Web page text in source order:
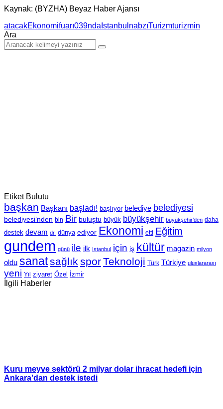
Kaynak: (BYZHA) Beyaz Haber Ajansı
atacakEkonomifuarı039nda Istanbul nabzıTurizmturizmin
Ara
Etiket Bulutu
başkan Başkanı başladı! başlıyor belediye belediyesi
belediyesi’nden bin Bir buluştu büyük büyükşehir büyükşehir’den daha
destek devam dr. dünya ediyor Ekonomi etti Eğitim
gundem günü ile ilk Istanbul için iş kültür magazin milyon
oldu sanatsağlık sporTeknoloji Türk Türkiye uluslararası
yeni Yıl ziyaret Özel İzmir
İlgili Haberler
Kuru meyve sektörü 2 milyar dolar ihracat hedefi için
Ankara'dan destek istedi